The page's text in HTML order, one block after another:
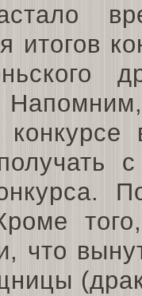
итогов
конкурсе
что